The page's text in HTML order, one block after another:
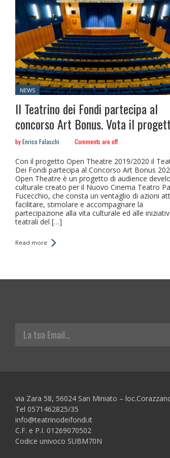
Posted
NEWS
Il Teatrino dei Fondi partecipa al
concorso Art Bonus. Vota il
byEnrico Falaschi Comments are off
Con il progetto Open Theatre 2019/2020 il
Dei Fondi partecipa al Concorso Art Bonus
Open Theatre è un progetto di audience
culturale creato per il Nuovo Cinema Teatro
Fucecchio, che consta un ventaglio di azioni
facilitare, stimolare e accompagnare la
partecipazione alla vita culturale ed alle
teatrali del […]
Read more
via Zara 58, 56024 San Miniato –
Tel 0571462825/35
info@teatrinodeifondi.it
C.F. e P.I. 01269070502
Codice univoco SUBM70N